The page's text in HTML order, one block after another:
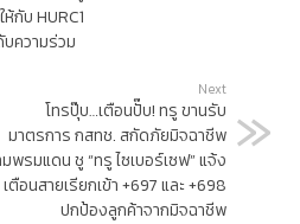
กับ HURC1
ความร่วม
Next
โทรปุ๊บ…เตือนปั๊บ! ทรู ขานรับ
มาตรการ กสทช. สกัดภัยมิจฉาชีพ
พรมแดน ชู “ทรู ไซเบอร์เซฟ” แจ้ง
เตือนสายเรียกเข้า +697 และ +698
ปกป้องลูกค้าจากมิจฉาชีพ